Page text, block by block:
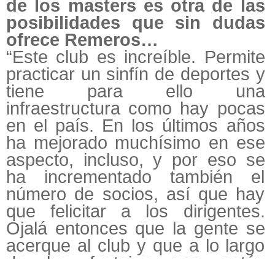
de los masters es otra de las
posibilidades que sin dudas
ofrece Remeros…
“Este club es increíble. Permite
practicar un sinfín de deportes y
tiene para ello una
infraestructura como hay pocas
en el país. En los últimos años
ha mejorado muchísimo en ese
aspecto, incluso, y por eso se
ha incrementado también el
número de socios, así que hay
que felicitar a los dirigentes.
Ojalá entonces que la gente se
acerque al club y que a lo largo